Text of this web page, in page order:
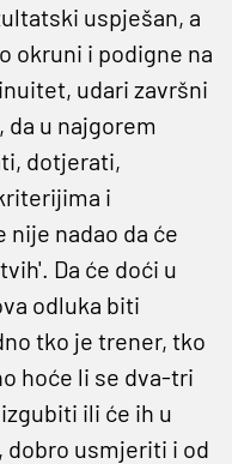
uspješan, a
okruni i podigne na
udari završni
u najgorem
dotjerati,
i
nadao da će
Da će doći u
odluka biti
tko je trener, tko
hoće li se dva-tri
ili će ih u
usmjeriti i od